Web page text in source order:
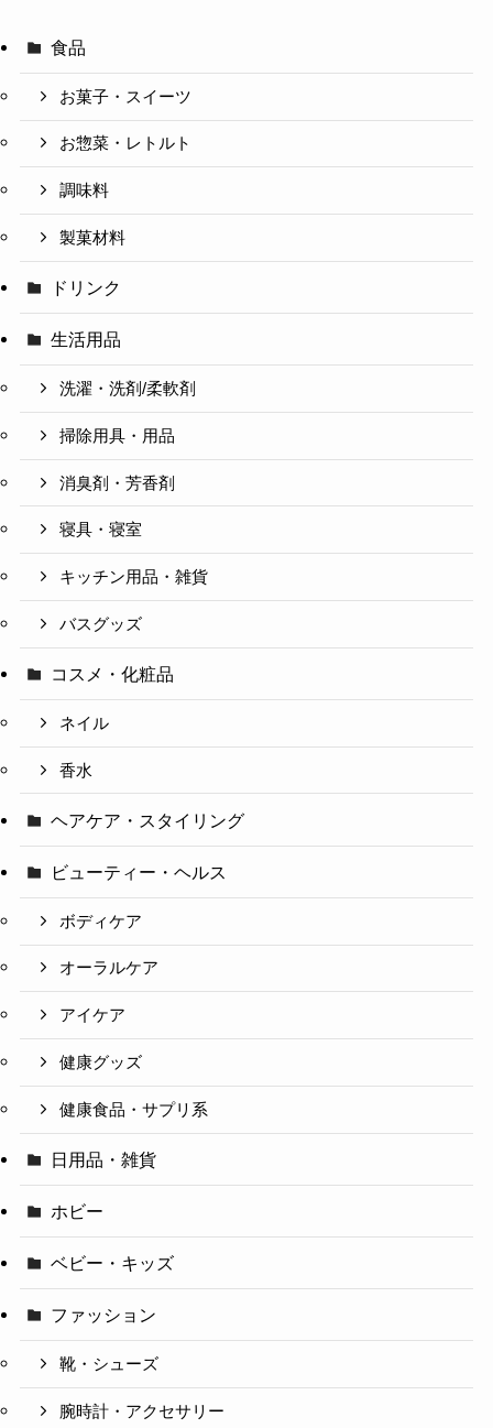
食品
お菓子・スイーツ
お惣菜・レトルト
調味料
製菓材料
ドリンク
生活用品
洗濯・洗剤/柔軟剤
掃除用具・用品
消臭剤・芳香剤
寝具・寝室
キッチン用品・雑貨
バスグッズ
コスメ・化粧品
ネイル
香水
ヘアケア・スタイリング
ビューティー・ヘルス
ボディケア
オーラルケア
アイケア
健康グッズ
健康食品・サプリ系
日用品・雑貨
ホビー
ベビー・キッズ
ファッション
靴・シューズ
腕時計・アクセサリー